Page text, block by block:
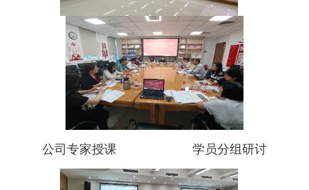
公司专家授课 学员分组研讨